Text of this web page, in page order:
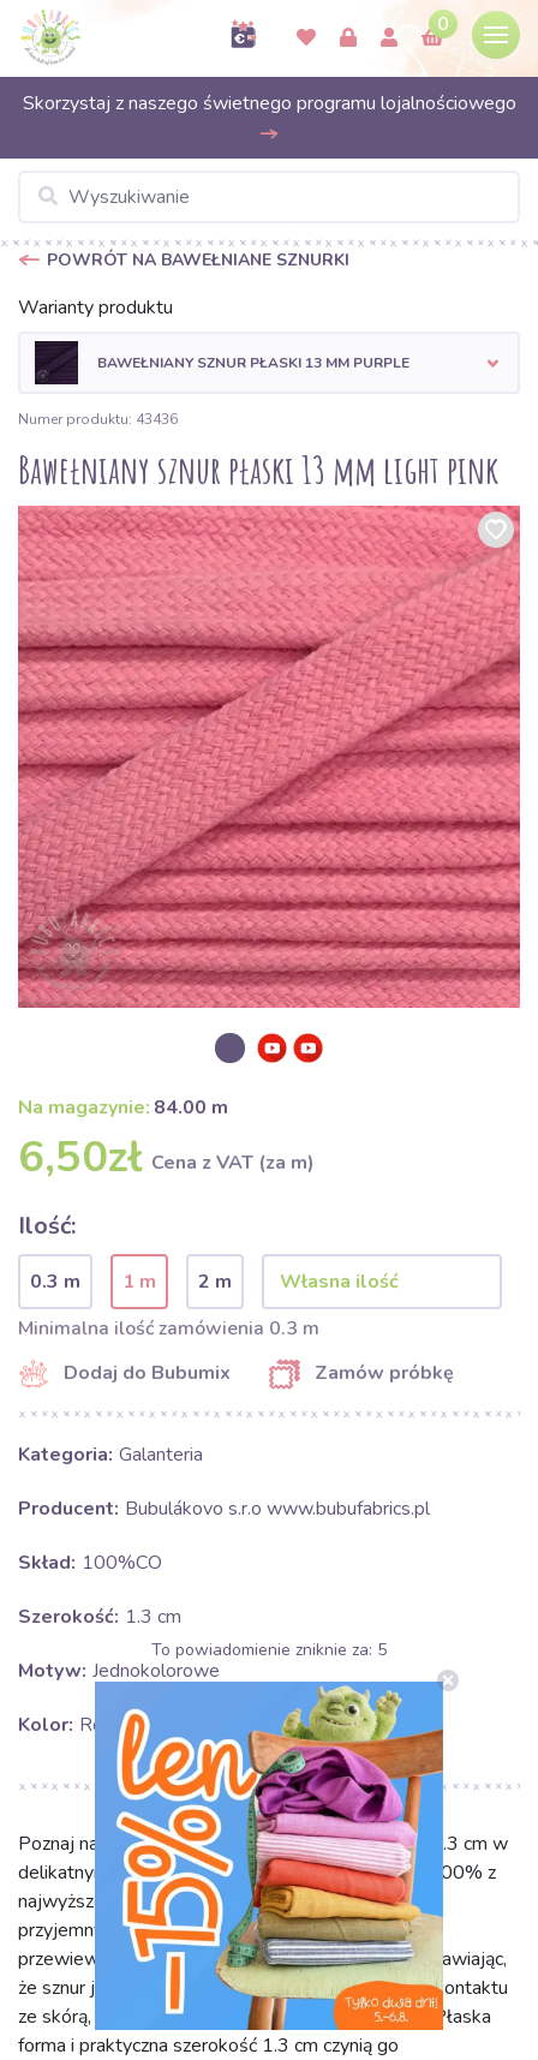
0
Skorzystaj z naszego świetnego programu lojalnościowego
POWRÓT NA BAWEŁNIANE SZNURKI
Warianty produktu
BAWEŁNIANY SZNUR PŁASKI 13 MM PURPLE
Numer produktu: 43436
Bawełniany sznur płaski 13 mm light pink
Na magazynie: 84.00 m
6,50zł Cena z VAT (za m)
Ilość:
0.3 m 1 m
2 m
Minimalna ilość zamówienia 0.3 m
Dodaj do Bubumix
Zamów próbkę
Kategoria: Galanteria
Producent: Bubulákovo s.r.o www.bubufabrics.pl
Skład: 100%CO
Szerokość: 1.3 cm
Motyw: Jednokolorowe
Kolor: Różowy
Poznaj nasz bawełniany sznur płaski o szerokości 1.3 cm w
delikatnym, jasnoróżowym kolorze. Wykonany w 100% z
najwyższej jakości bawełny, jest niezwykle miękki i
przyjemny w dotyku. Naturalny skład gwarantuje
przewiewność, trwałość i komfort użytkowania, sprawiając,
że sznur jest idealny do projektów wymagających kontaktu
ze skórą, takich jak odzież czy akcesoria dla dzieci. Płaska
forma i praktyczna szerokość 1.3 cm czynią go
To powiadomienie zniknie za: 5